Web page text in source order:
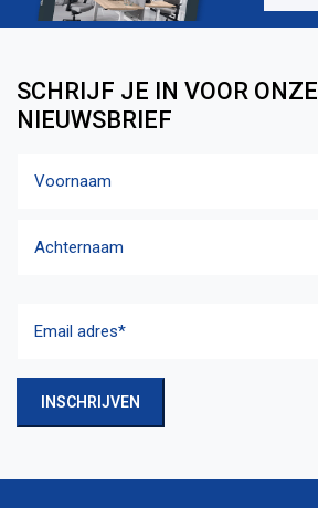
SCHRIJF JE IN VOOR ONZE
NIEUWSBRIEF
adres(Vereist)
INSCHRIJVEN